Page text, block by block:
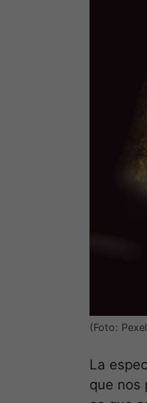
(Foto:
La
que nos